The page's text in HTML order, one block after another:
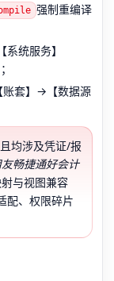
强制重编译
统服务】
账套】→【数据源
均涉及凭证/报
畅捷通好会计
与视图兼容
配、权限碎片